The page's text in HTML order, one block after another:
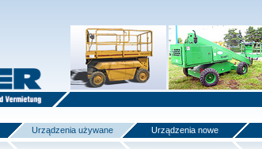
Urządzenia używane Urządzenia nowe